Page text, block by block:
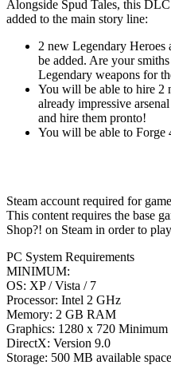
Alongside Spud Tales, this
added to the main story line:
2 new Legendary Heroes
be added. Are your
Legendary weapons for
You will be able to hire 2
already impressive
and hire them pronto!
You will be able to Forge
Steam account required for
This content requires the base
Shop?! on Steam in order to play
PC System Requirements
MINIMUM:
OS: XP / Vista / 7
Processor: Intel 2 GHz
Memory: 2 GB RAM
Graphics: 1280 x 720 Minimum
DirectX: Version 9.0
Storage: 500 MB available space